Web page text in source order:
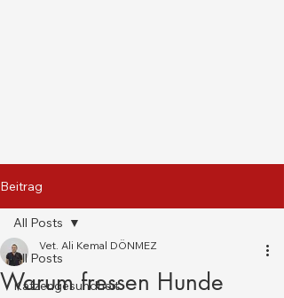
Beitrag
All Posts
Katzengesundheit
All Posts
Warum fressen Hunde
Vet. Ali Kemal DÖNMEZ